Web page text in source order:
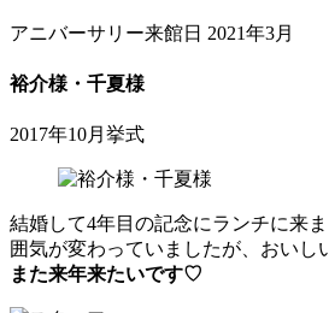
アニバーサリー来館日 2021年3月
裕介様・千夏様
2017年10月挙式
結婚して4年目の記念にランチに来
囲気が変わっていましたが、おいし
また来年来たいです♡